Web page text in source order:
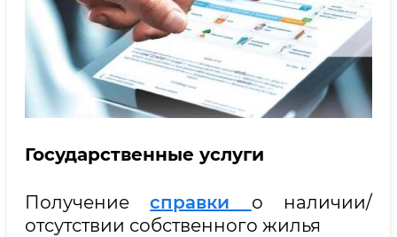
Государственные услуги
Получениесправки о наличии/
отсутствии собственного жилья